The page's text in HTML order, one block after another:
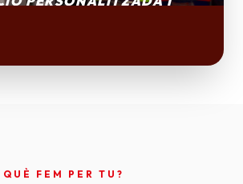
QUÈ FEM PER TU?